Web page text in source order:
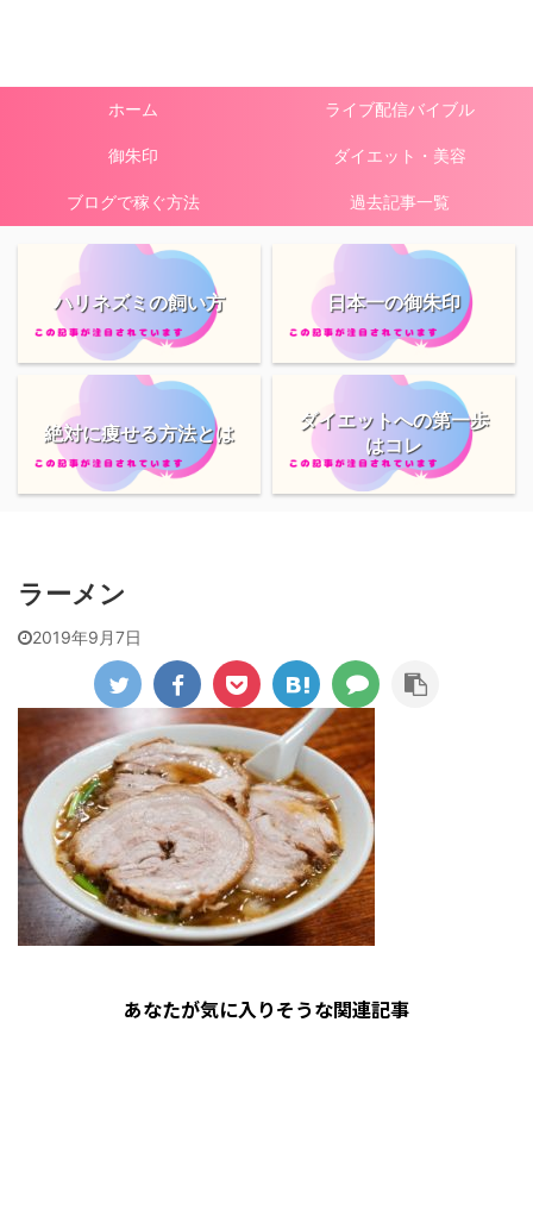
ホーム ライブ配信バイブル
御朱印 ダイエット・美容
ブログで稼ぐ方法 過去記事一覧
ハリネズミの飼い方 日本一の御朱印
絶対に痩せる方法とは
ダイエットへの第一歩
はコレ
ラーメン
2019年9月7日
あなたが気に入りそうな関連記事